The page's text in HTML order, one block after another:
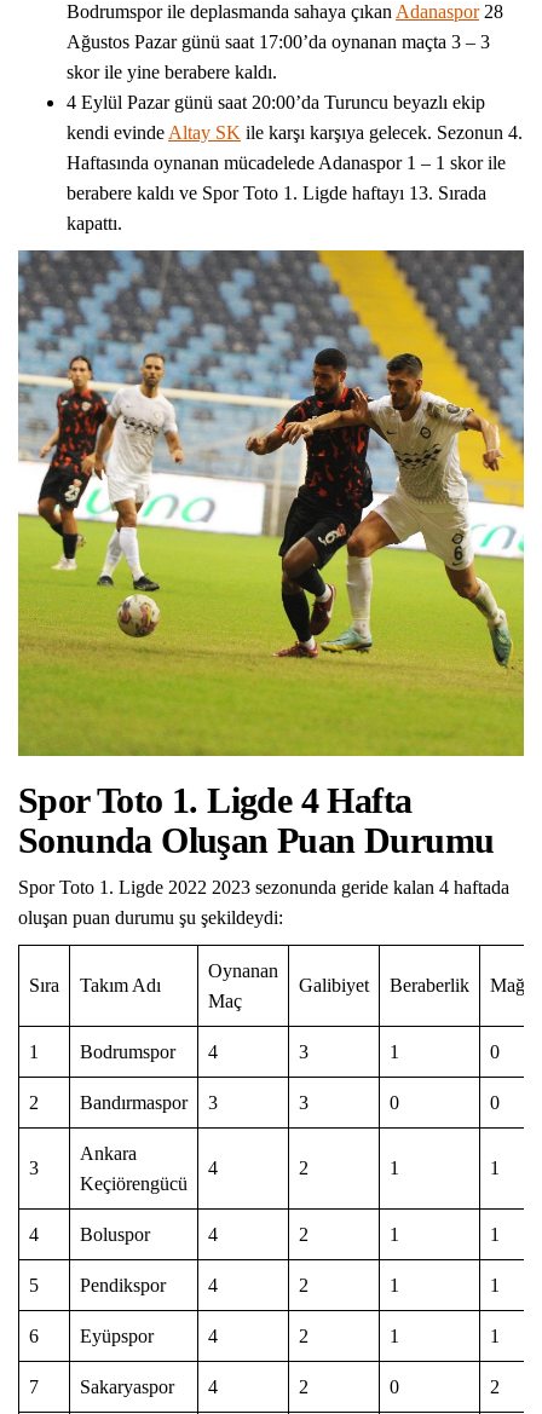
Bodrumspor ile deplasmanda sahaya çıkan Adanaspor28
Ağustos Pazar günü saat 17:00’da oynanan maçta 3 – 3
skor ile yine berabere kaldı.
4 Eylül Pazar günü saat 20:00’da Turuncu beyazlı ekip
kendi evinde Altay SK ile karşı karşıya gelecek. Sezonun 4.
Haftasında oynanan mücadelede Adanaspor 1 – 1 skor ile
berabere kaldı ve Spor Toto 1. Ligde haftayı 13. Sırada
kapattı.
Spor Toto 1. Ligde 4 Hafta
Sonunda Oluşan Puan Durumu
Spor Toto 1. Ligde 2022 2023 sezonunda geride kalan 4 haftada
oluşan puan durumu şu şekildeydi:
Sıra Takım Adı
Oynanan
Maç
Galibiyet Beraberlik
1 Bodrumspor 4 3 1 0
2 Bandırmaspor 3 3 0 0
3
Ankara
Keçiörengücü
4 2 1 1
4 Boluspor 4 2 1 1
5 Pendikspor 4 2 1 1
6 Eyüpspor 4 2 1 1
7 Sakaryaspor 4 2 0 2